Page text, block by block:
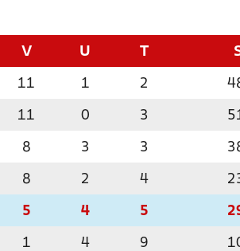
V U T
11 1 2
11 0 3
8 3 3
8 2 4
5 4 5
1 4 9